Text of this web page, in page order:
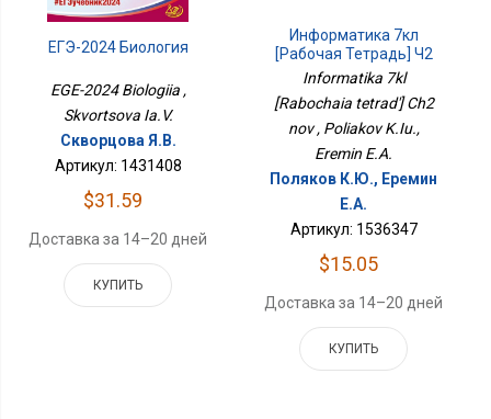
ЕГЭ-2024 Биология
EGE-2024 Biologiia ,
Skvortsova Ia.V.
Скворцова Я.В.
Артикул: 1431408
$31.59
Доставка за 14–20 дней
КУПИТЬ
Информатика 7кл
[Рабочая Тетрадь] Ч2
Нов
Informatika 7kl
[Rabochaia tetrad'] Ch2
nov , Poliakov K.Iu.,
Eremin E.A.
Поляков К.Ю., Еремин
Е.А.
Артикул: 1536347
$15.05
Доставка за 14–20 дней
КУПИТЬ